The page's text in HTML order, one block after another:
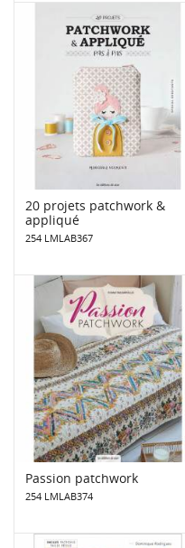
20 projets patchwork &
appliqué
254 LMLAB367
Passion patchwork
254 LMLAB374